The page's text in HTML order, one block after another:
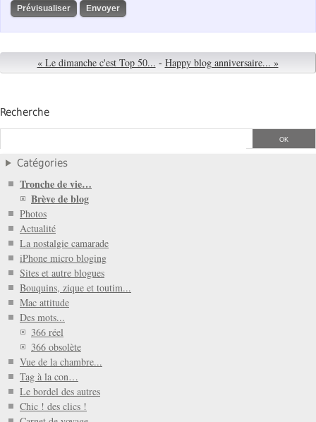
« Le dimanche c'est Top 50... - Happy blog anniversaire... »
Recherche
Catégories
Tronche de vie…
Brève de blog
Photos
Actualité
La nostalgie camarade
iPhone micro bloging
Sites et autre blogues
Bouquins, zique et toutim...
Mac attitude
Des mots...
366 réel
366 obsolète
Vue de la chambre...
Tag à la con…
Le bordel des autres
Chic ! des clics !